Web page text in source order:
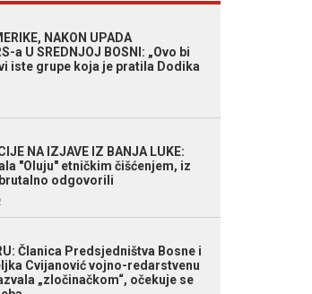
NAKON UPADA
a U SREDNJOJ BOSNI: „Ovo bi
iste grupe koja je pratila Dodika
NA IZJAVE IZ BANJA LUKE:
"Oluju" etničkim čišćenjem, iz
odgovorili
Članica Predsjedništva Bosne i
Cvijanović vojno-redarstvenu
„zločinačkom“, očekuje se